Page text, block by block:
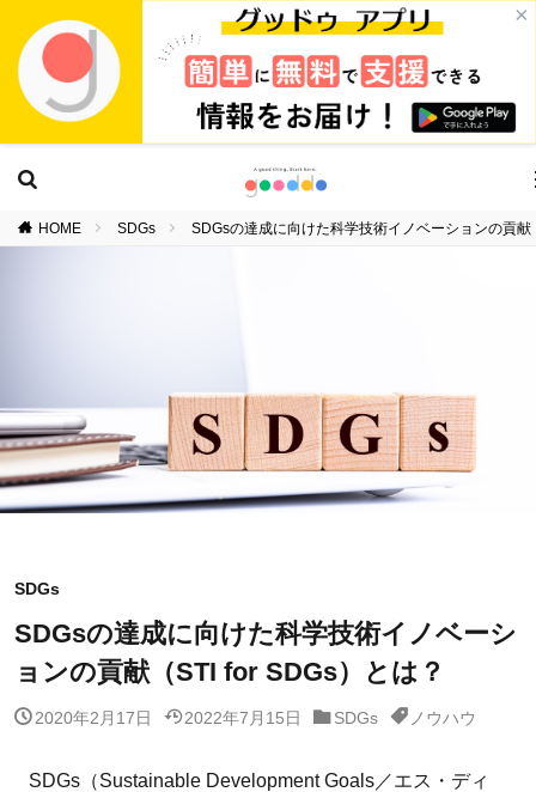
×
HOME SDGs SDGsの達成に向けた科学技術イノベーションの貢
SDGs
SDGsの達成に向けた科学技術イノベーシ
ョンの貢献（STI for SDGs）とは？
2020年2月17日 2022年7月15日 SDGs ノウハウ
SDGs（Sustainable Development Goals／エス・ディ